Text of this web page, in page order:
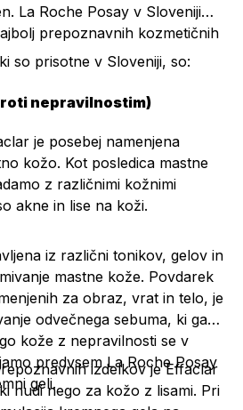
La Roche Posay v Sloveniji
prepoznavnih kozmetičnih
so prisotne v Sloveniji, so:
nepravilnostim)
je posebej namenjena
kožo. Kot posledica mastne
z različnimi kožnimi
akne in lise na koži.
iz različni tonikov, gelov in
mastne kože. Povdarek
za obraz, vrat in telo, je
odvečnega sebuma, ki ga
kože z nepravilnosti se v
predvsem La Roche Posay
geli.
izdelkov jeEffaclar
nudi nego za kožo z lisami. Pri